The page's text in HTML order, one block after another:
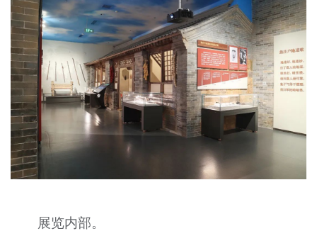
展览内部。